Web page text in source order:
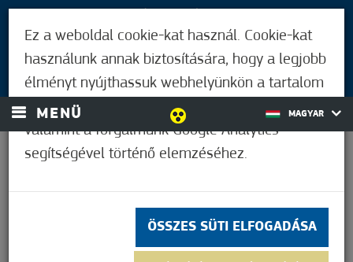
BEJELENTKEZÉS
MENÜ MAGYAR
Ez a weboldal cookie-kat használ. Cookie-kat
használunk annak biztosítására, hogy a legjobb
élményt nyújthassuk webhelyünkön a tartalom
és a hirdetések személyre szabásához,
valamint a forgalmunk Google Analytics
segítségével történő elemzéséhez.
ÖSSZES SÜTI ELFOGADÁSA